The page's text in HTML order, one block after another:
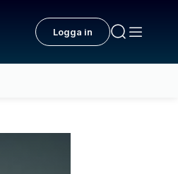
Logga in